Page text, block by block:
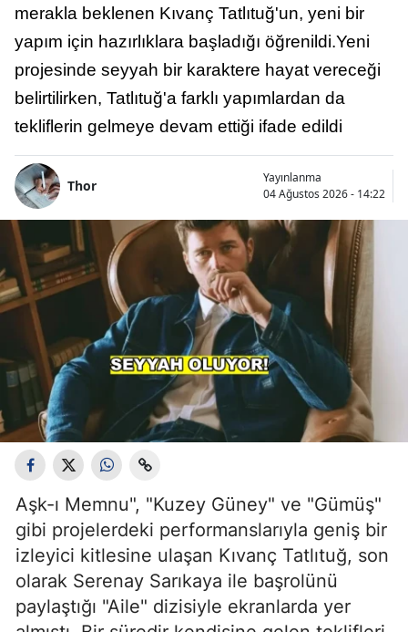
merakla beklenen Kıvanç Tatlıtuğ'un, yeni bir
yapım için hazırlıklara başladığı öğrenildi.Yeni
projesinde seyyah bir karaktere hayat vereceği
belirtilirken, Tatlıtuğ'a farklı yapımlardan da
tekliflerin gelmeye devam ettiği ifade edildi
Thor
Yayınlanma
04 Ağustos 2026 - 14:22
Aşk-ı Memnu", "Kuzey Güney" ve "Gümüş"
gibi projelerdeki performanslarıyla geniş bir
izleyici kitlesine ulaşan Kıvanç Tatlıtuğ, son
olarak Serenay Sarıkaya ile başrolünü
paylaştığı "Aile" dizisiyle ekranlarda yer